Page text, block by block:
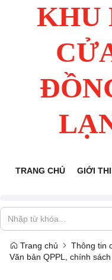
KHU
TRANG CHỦ GIỚI
Trang chủ
Thông tin
Văn bản QPPL, chính